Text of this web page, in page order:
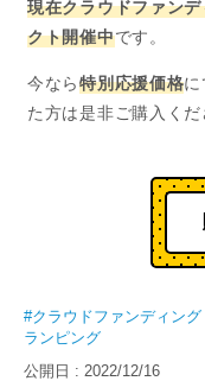
現在クラウドファン
クト開催中です。
今なら特別応援価格
た方は是非ご購入くだ
#クラウドファンディング
ランピング
公開日 : 2022/12/16